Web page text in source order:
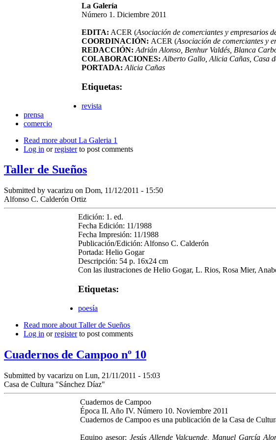
La Galería
Número 1. Diciembre 2011
EDITA: ACER (Asociación de comerciantes y empresarios
COORDINACIÓN: ACER (Asociación de comerciantes y
REDACCIÓN: Adrián Alonso, Benhur Valdés, Blanca
COLABORACIONES: Alberto Gallo, Alicia Cañas, Casa
PORTADA: Alicia Cañas
Etiquetas:
revista
prensa
comercio
Read more about La Galeria 1
Log in orregisterto post comments
Taller de Sueños
Submitted by vacarizu on Dom, 11/12/2011 - 15:50
Alfonso C. Calderón Ortiz
Edición: 1. ed.
Fecha Edición: 11/1988
Fecha Impresión: 11/1988
Publicación/Edición: Alfonso C. Calderón
Portada: Helio Gogar
Descripción: 54 p. 16x24 cm
Con las ilustraciones de Helio Gogar, L. Rios, Rosa Mier,
Etiquetas:
poesía
Read more about Taller de Sueños
Log in orregisterto post comments
Cuadernos de Campoo nº 10
Submitted by vacarizu on Lun, 21/11/2011 - 15:03
Casa de Cultura "Sánchez Díaz"
Cuadernos de Campoo
Época II. Año IV. Número 10. Noviembre 2011
Cuadernos de Campoo es una publicación de la Casa de
Equipo asesor: Jesús Allende Valcuende, Manuel García